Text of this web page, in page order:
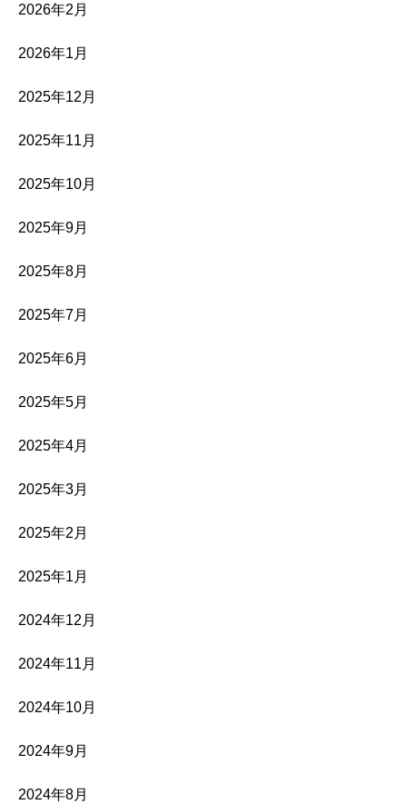
2026年2月
2026年1月
2025年12月
2025年11月
2025年10月
2025年9月
2025年8月
2025年7月
2025年6月
2025年5月
2025年4月
2025年3月
2025年2月
2025年1月
2024年12月
2024年11月
2024年10月
2024年9月
2024年8月